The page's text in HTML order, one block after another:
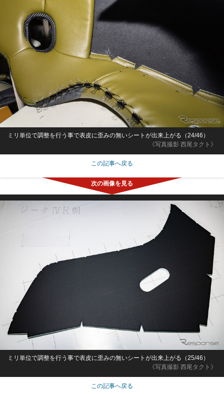
《写真撮影 西尾タクト》
ミリ単位で調整を行う事で表皮に歪みの無いシートが出来上がる（24/46）
この記事へ戻る
《写真撮影 西尾タクト》
ミリ単位で調整を行う事で表皮に歪みの無いシートが出来上がる（25/46）
この記事へ戻る